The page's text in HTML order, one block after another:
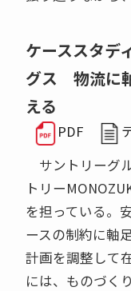
ケーススタデ
グス 物流に
える
PDF
サントリーグ
トリー
を担っている。
ースの制約に軸
計画を調整して
には、ものづく